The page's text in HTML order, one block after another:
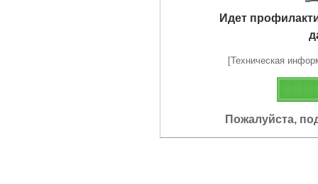
Идет
[Техническая
Пожалуйста,